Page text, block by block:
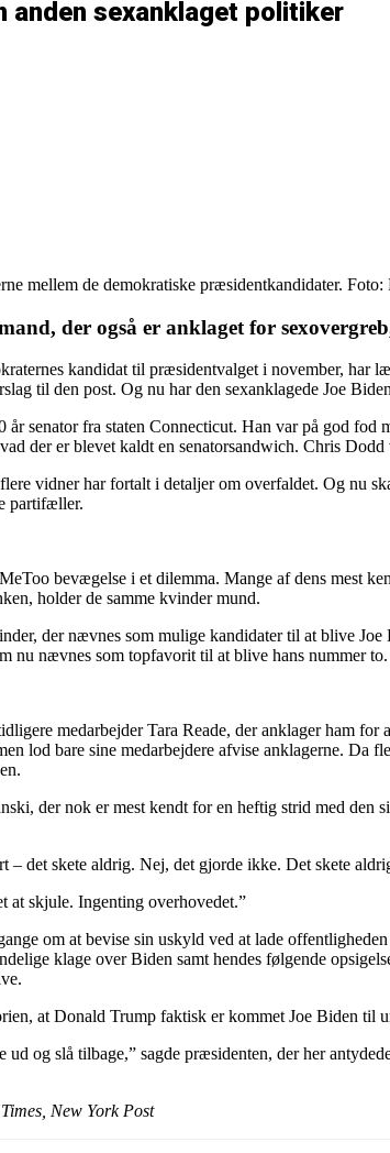
anden sexanklaget politiker
mellem de demokratiske præsidentkandidater.
der også er anklaget for
kandidat til præsidentvalget i november, har
til den post. Og nu har den sexanklagede Joe
senator fra staten Connecticut. Han var på god fod
der er blevet kaldt en senatorsandwich. Chris
vidner har fortalt i detaljer om overfaldet. Og nu
partifæller.
bevægelse i et dilemma. Mange af dens mest
holder de samme kvinder mund.
der nævnes som mulige kandidater til at blive Joe
nu nævnes som topfavorit til at blive hans nummer
medarbejder Tara Reade, der anklager ham
lod bare sine medarbejdere afvise anklagerne. Da
der nok er mest kendt for en heftig strid med
– det skete aldrig. Nej, det gjorde ikke. Det skete
at skjule. Ingenting overhovedet.”
om at bevise sin uskyld ved at lade
klage over Biden samt hendes følgende
at Donald Trump faktisk er kommet Joe Biden til
ud og slå tilbage,” sagde præsidenten, der her
New York Post